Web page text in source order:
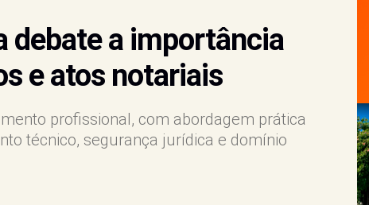
debate a importância
e atos notariais
profissional, com abordagem prática
técnico, segurança jurídica e domínio